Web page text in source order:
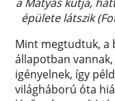
épülete látszik
Mint megtudtuk, a
állapotban
igényelnek, így
világháború óta